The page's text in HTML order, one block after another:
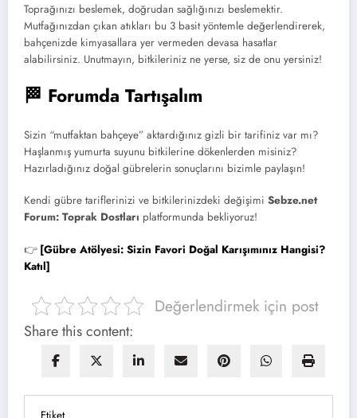
Toprağınızı beslemek, doğrudan sağlığınızı beslemektir.
Mutfağınızdan çıkan atıkları bu 3 basit yöntemle değerlendirerek,
bahçenizde kimyasallara yer vermeden devasa hasatlar
alabilirsiniz. Unutmayın, bitkileriniz ne yerse, siz de onu yersiniz!
🏁 Forumda Tartışalım
Sizin “mutfaktan bahçeye” aktardığınız gizli bir tarifiniz var mı?
Haşlanmış yumurta suyunu bitkilerine dökenlerden misiniz?
Hazırladığınız doğal gübrelerin sonuçlarını bizimle paylaşın!
Kendi gübre tariflerinizi ve bitkilerinizdeki değişimi Sebze.net
Forum: Toprak Dostları platformunda bekliyoruz!
👉 [Gübre Atölyesi: Sizin Favori Doğal Karışımınız Hangisi?
Katıl]
Değerlendirmek için post
Share this content:
Etiket